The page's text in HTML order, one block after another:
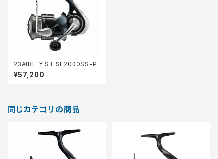
23AIRITY ST SF2000SS−P
¥57,200
同じカテゴリの商品